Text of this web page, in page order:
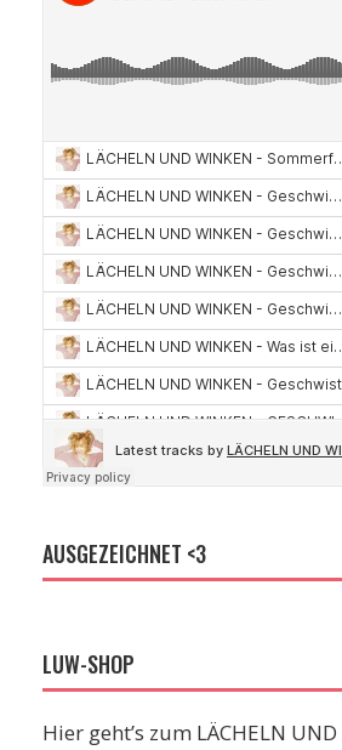
AUSGEZEICHNET <3
LUW-SHOP
Hier geht’s zum LÄCHELN UND